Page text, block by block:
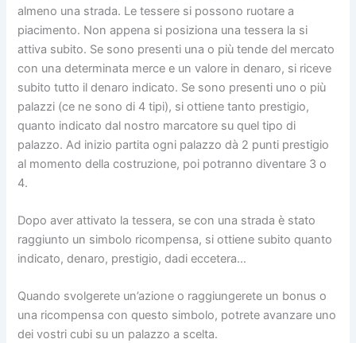
almeno una strada. Le tessere si possono ruotare a
piacimento. Non appena si posiziona una tessera la si
attiva subito. Se sono presenti una o più tende del mercato
con una determinata merce e un valore in denaro, si riceve
subito tutto il denaro indicato. Se sono presenti uno o più
palazzi (ce ne sono di 4 tipi), si ottiene tanto prestigio,
quanto indicato dal nostro marcatore su quel tipo di
palazzo. Ad inizio partita ogni palazzo dà 2 punti prestigio
al momento della costruzione, poi potranno diventare 3 o
4.
Dopo aver attivato la tessera, se con una strada è stato
raggiunto un simbolo ricompensa, si ottiene subito quanto
indicato, denaro, prestigio, dadi eccetera…
Quando svolgerete un’azione o raggiungerete un bonus o
una ricompensa con questo simbolo, potrete avanzare uno
dei vostri cubi su un palazzo a scelta.